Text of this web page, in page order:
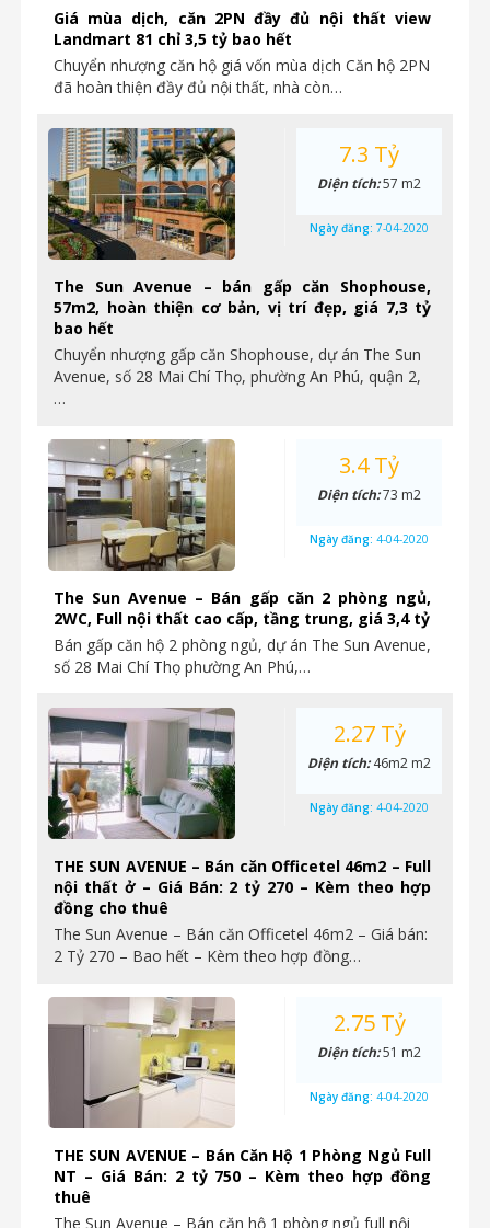
Giá mùa dịch, căn 2PN đầy đủ nội thất view
Landmart 81 chỉ 3,5 tỷ bao hết
Chuyển nhượng căn hộ giá vốn mùa dịch Căn hộ 2PN
đã hoàn thiện đầy đủ nội thất, nhà còn…
The Sun Avenue – bán gấp căn Shophouse,
57m2, hoàn thiện cơ bản, vị trí đẹp, giá 7,3 tỷ
bao hết
Chuyển nhượng gấp căn Shophouse, dự án The Sun
Avenue, số 28 Mai Chí Thọ, phường An Phú, quận 2,
…
7.3 Tỷ
Diện tích:57 m2
Ngày đăng: 7-04-2020
The Sun Avenue – Bán gấp căn 2 phòng ngủ,
2WC, Full nội thất cao cấp, tầng trung, giá 3,4 tỷ
Bán gấp căn hộ 2 phòng ngủ, dự án The Sun Avenue,
số 28 Mai Chí Thọ phường An Phú,…
3.4 Tỷ
Diện tích:73 m2
Ngày đăng: 4-04-2020
THE SUN AVENUE – Bán căn Officetel 46m2 – Full
nội thất ở – Giá Bán: 2 tỷ 270 – Kèm theo hợp
đồng cho thuê
The Sun Avenue – Bán căn Officetel 46m2 – Giá bán:
2 Tỷ 270 – Bao hết – Kèm theo hợp đồng…
2.27 Tỷ
Diện tích:46m2 m2
Ngày đăng: 4-04-2020
THE SUN AVENUE – Bán Căn Hộ 1 Phòng Ngủ Full
NT – Giá Bán: 2 tỷ 750 – Kèm theo hợp đồng
thuê
The Sun Avenue – Bán căn hộ 1 phòng ngủ full nội
2.75 Tỷ
Diện tích:51 m2
Ngày đăng: 4-04-2020